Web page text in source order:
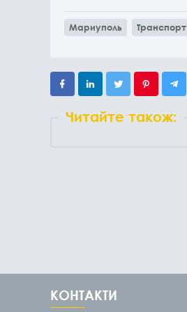
Мариуполь Транспорт
Читайте також:
КОНТАКТИ